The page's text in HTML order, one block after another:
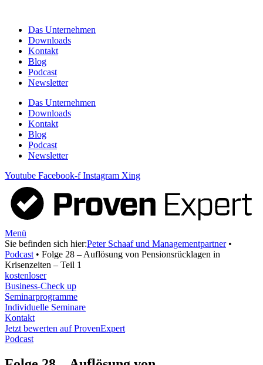
springenDas Unternehmen
Downloads
Kontakt
Blog
Podcast
Newsletter
Das Unternehmen
Downloads
Kontakt
Blog
Podcast
Newsletter
Youtube Facebook-f Instagram Xing
Menü
Sie befinden sich hier:Peter Schaaf und Managementpartner•
Podcast • Folge 28 – Auflösung von Pensionsrücklagen in
Krisenzeiten – Teil 1
kostenloser
Business-Check up
Seminarprogramme
Individuelle Seminare
Kontakt
Jetzt bewerten auf ProvenExpert
Podcast